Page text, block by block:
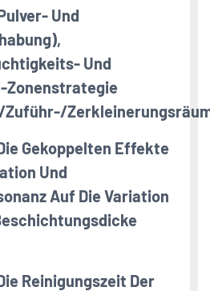
Und
Und
Zonenstrategie
Gekoppelten Effekte
Und
Auf Die Variation
Reinigungszeit Der